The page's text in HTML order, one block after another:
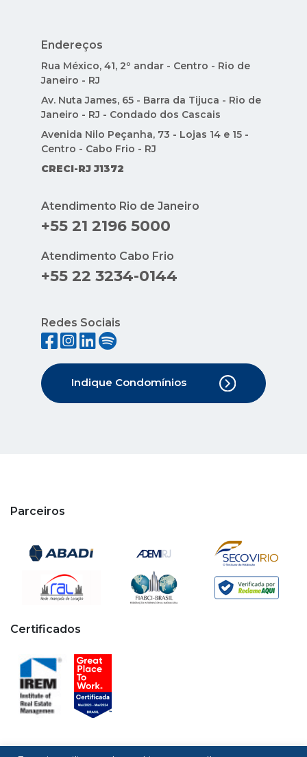
Endereços
Rua México, 41, 2º andar - Centro - Rio de
Janeiro - RJ
Av. Nuta James, 65 - Barra da Tijuca - Rio de
Janeiro - RJ - Condado dos Cascais
Avenida Nilo Peçanha, 73 - Lojas 14 e 15 -
Centro - Cabo Frio - RJ
CRECI-RJ J1372
Atendimento Rio de Janeiro
+55 21 2196 5000
Atendimento Cabo Frio
+55 22 3234-0144
Redes Sociais
Indique Condomínios
Parceiros
Certificados